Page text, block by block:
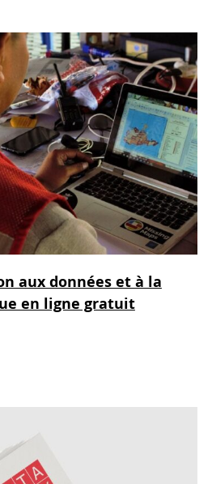
aux données et à la
en ligne gratuit